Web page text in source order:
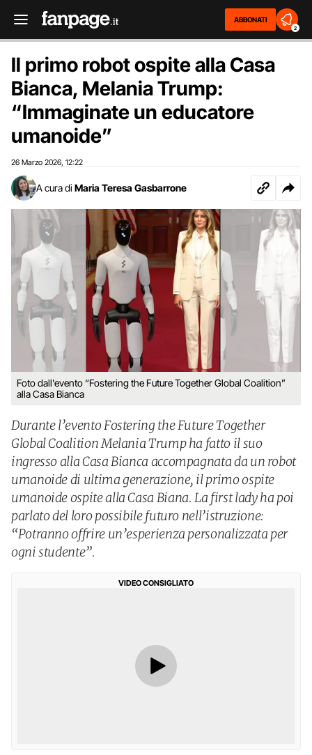
ABBONATI
2
Il primo robot ospite alla Casa
Bianca, Melania Trump:
“Immaginate un educatore
umanoide”
26 Marzo 2026 12:22
A cura di Maria Teresa Gasbarrone
Foto dall'evento “Fostering the Future Together Global Coalition”
alla Casa Bianca
Durante l’evento Fostering the Future Together
Global Coalition Melania Trump ha fatto il suo
ingresso alla Casa Bianca accompagnata da un robot
umanoide di ultima generazione, il primo ospite
umanoide ospite alla Casa Biana. La first lady ha poi
parlato del loro possibile futuro nell’istruzione:
“Potranno offrire un’esperienza personalizzata per
ogni studente”.
VIDEO CONSIGLIATO